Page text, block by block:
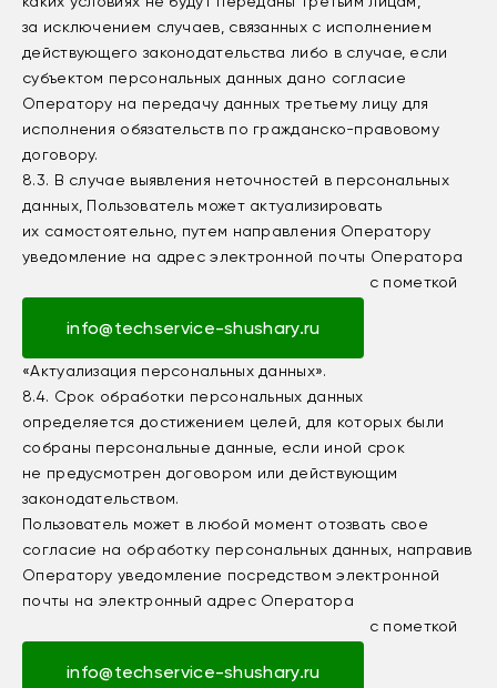
за исключением случаев, связанных с исполнением
действующего законодательства либо в случае, если
субъектом персональных данных дано согласие
Оператору на передачу данных третьему лицу для
исполнения обязательств по гражданско-правовому
договору.
8.3. В случае выявления неточностей в персональных
данных, Пользователь может актуализировать
их самостоятельно, путем направления Оператору
уведомление на адрес электронной почты Оператора
info@techservice-shushary.ru
с пометкой
«Актуализация персональных данных».
8.4. Срок обработки персональных данных
определяется достижением целей, для которых были
собраны персональные данные, если иной срок
не предусмотрен договором или действующим
законодательством.
Пользователь может в любой момент отозвать свое
согласие на обработку персональных данных, направив
Оператору уведомление посредством электронной
почты на электронный адрес Оператора
info@techservice-shushary.ru
с пометкой